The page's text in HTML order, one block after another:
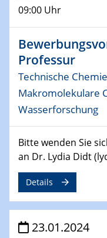
06.03.2024
07.03.2024
Liquid Organic
14.03.2024
Microscope
Research
From Micro to Nano
04.04.2024
CENIDE & WIN
MATURE
Speaker: Jonathan
09:00 Uhr
Professur
Technische
Makromolekulare
Wasserforschung
Bitte wenden Sie
an Dr. Lydia Didt
Details
23.01.2024